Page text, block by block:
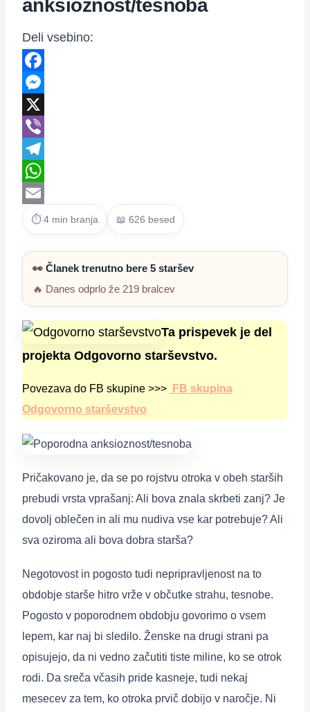
anksioznost/tesnoba
Deli vsebino:
Facebook
Messenger
X
Viber
Telegram
WhatsApp
Email
⏱ 4 min branja 📖 626 besed
👀 Članek trenutno bere 5 staršev
🔥 Danes odprlo že 219 bralcev
Ta prispevek je del
projekta Odgovorno starševstvo.
Povezava do FB skupine >>>
FB skupina
Odgovorno starševstvo
Pričakovano je, da se po rojstvu otroka v obeh starših
prebudi vrsta vprašanj: Ali bova znala skrbeti zanj? Je
dovolj oblečen in ali mu nudiva vse kar potrebuje? Ali
sva oziroma ali bova dobra starša?
Negotovost in pogosto tudi nepripravljenost na to
obdobje starše hitro vrže v občutke strahu, tesnobe.
Pogosto v poporodnem obdobju govorimo o vsem
lepem, kar naj bi sledilo. Ženske na drugi strani pa
opisujejo, da ni vedno začutiti tiste miline, ko se otrok
rodi. Da sreča včasih pride kasneje, tudi nekaj
mesecev za tem, ko otroka prvič dobijo v naročje. Ni